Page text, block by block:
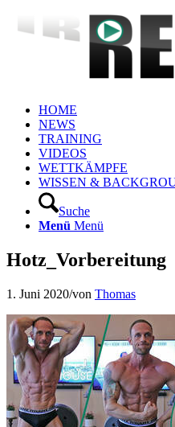
HOME
NEWS
TRAINING
VIDEOS
WETTKÄMPFE
WISSEN &
Suche
Menü Menü
Hotz_Vorbereitung
1. Juni 2020/von Thomas